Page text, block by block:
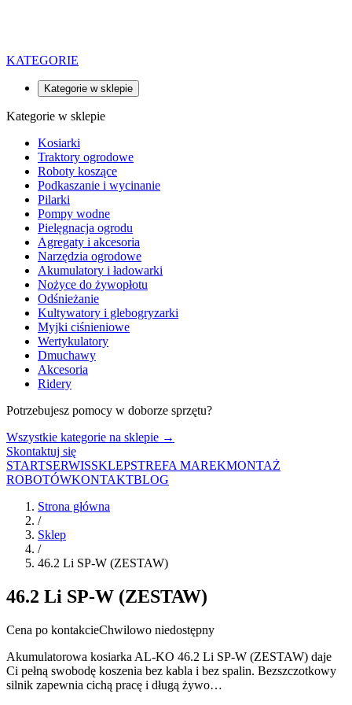
KATEGORIE
Kategorie w sklepie
Kategorie w sklepie
Kosiarki
Traktory ogrodowe
Roboty koszące
Podkaszanie i wycinanie
Pilarki
Pompy wodne
Pielęgnacja ogrodu
Agregaty i akcesoria
Narzędzia ogrodowe
Akumulatory i ładowarki
Nożyce do żywopłotu
Odśnieżanie
Kultywatory i glebogryzarki
Myjki ciśnieniowe
Wertykulatory
Dmuchawy
Akcesoria
Ridery
Potrzebujesz pomocy w doborze sprzętu?
Wszystkie kategorie na sklepie →
Skontaktuj się
STARTSERWISSKLEPSTREFA MAREKMONTAŻ
ROBOTÓWKONTAKTBLOG
Strona główna
/
Sklep
/
46.2 Li SP-W (ZESTAW)
46.2 Li SP-W (ZESTAW)
Cena po kontakcieChwilowo niedostępny
Akumulatorowa kosiarka AL-KO 46.2 Li SP-W (ZESTAW) daje
Ci pełną swobodę koszenia bez kabla i bez spalin. Bezszczotkowy
silnik zapewnia cichą pracę i długą żywo…